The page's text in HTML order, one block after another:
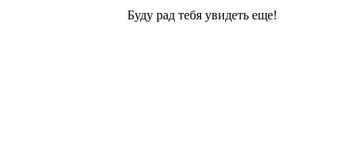
Буду рад тебя увидеть еще!